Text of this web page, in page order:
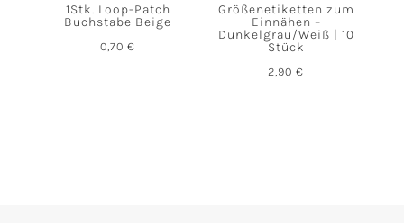
1Stk. Loop-Patch
Buchstabe Beige
0,70€
Größenetiketten zum
Einnähen –
Dunkelgrau/Weiß | 10
Stück
2,90€